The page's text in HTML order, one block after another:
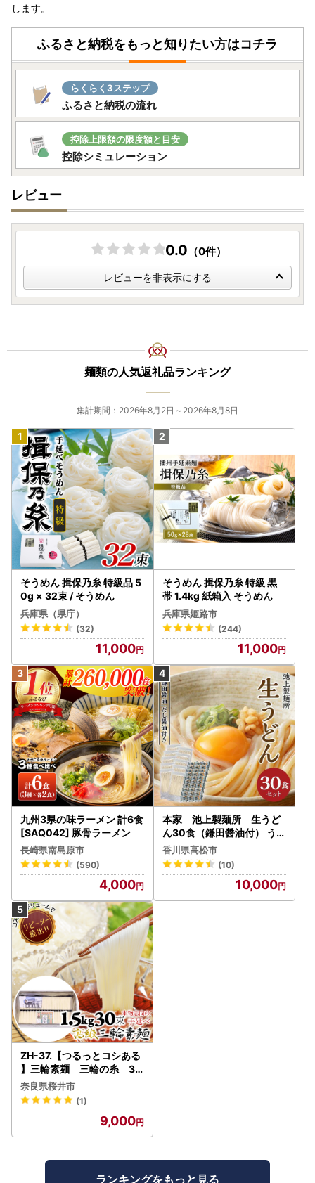
します。
ふるさと納税をもっと知りたい方はコチラ
らくらく3ステップ
ふるさと納税の流れ
控除上限額の限度額と目安
控除シミュレーション
レビュー
0.0 （0件）
レビューを非表示にする
麺類の人気返礼品ランキング
集計期間：2026年8月2日～2026年8月8日
そうめん 揖保乃糸 特級品 5
0g × 32束 / そうめん
兵庫県（県庁）
(32)
11,000
そうめん 揖保乃糸 特級 黒
帯 1.4kg 紙箱入 そうめん
兵庫県姫路市
(244)
11,000
九州3県の味ラーメン 計6食
[SAQ042] 豚骨ラーメン
長崎県南島原市
(590)
4,000
本家 池上製麺所 生うど
ん30食（鎌田醤油付） うど
ん
香川県高松市
(10)
10,000
ZH-37.【つるっとコシある
】三輪素麺 三輪の糸 30
束 (C-1.5K)
奈良県桜井市
(1)
9,000
ランキングをもっと見る